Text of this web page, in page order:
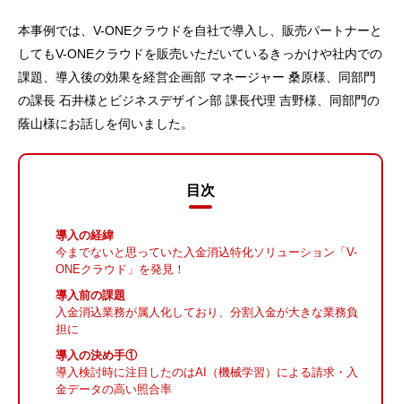
本事例では、V-ONEクラウドを自社で導入し、販売パートナーと
してもV-ONEクラウドを販売いただいているきっかけや社内での
課題、導入後の効果を経営企画部 マネージャー 桑原様、同部門
の課長 石井様とビジネスデザイン部 課長代理 吉野様、同部門の
蔭山様にお話しを伺いました。
目次
導入の経緯
今までないと思っていた入金消込特化ソリューション「V-
ONEクラウド」を発見！
導入前の課題
入金消込業務が属人化しており、分割入金が大きな業務負
担に
導入の決め手①
導入検討時に注目したのはAI（機械学習）による請求・入
金データの高い照合率